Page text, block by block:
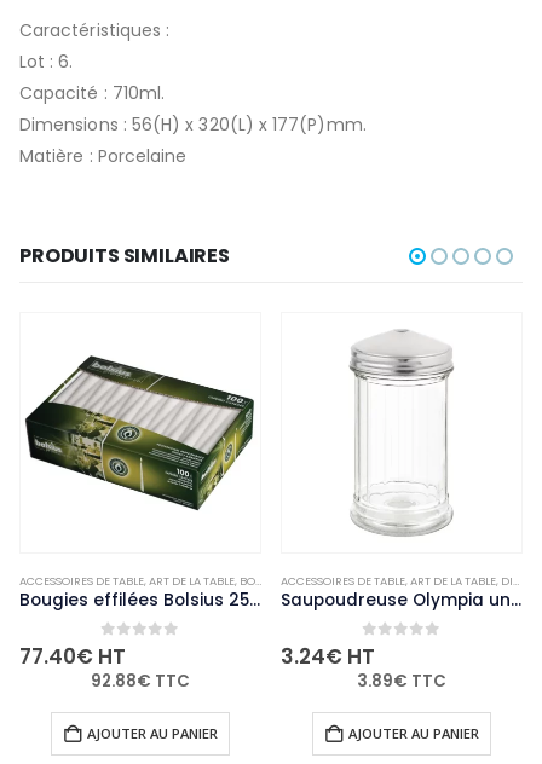
Caractéristiques :
Lot : 6.
Capacité : 710ml.
Dimensions : 56(H) x 320(L) x 177(P)mm.
Matière : Porcelaine
PRODUITS SIMILAIRES
,NON-PALETTISABLE
ACCESSOIRES DE TABLE,ART DE LA TABLE, BOUGIES ET PHOTOPHORES ,NON-PALETTISABLE
Bougies effilées Bolsius 254mm blanches (Lot de 100)
0out of 5
77.40€ HT
92.88€ TTC
AJOUTER AU PANIER
ACCESSOIRES DE TABLE,ART DE LA TABLE, DIVERS
Saupoudreuse Olympia un trou central 8mm
0out of 5
3.24€ HT
3.89€ TTC
AJOUTER AU PANIER